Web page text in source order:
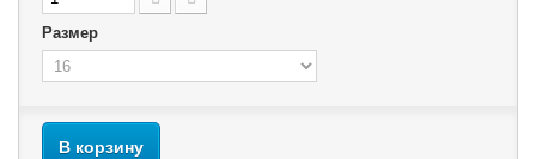
Размер
В корзину